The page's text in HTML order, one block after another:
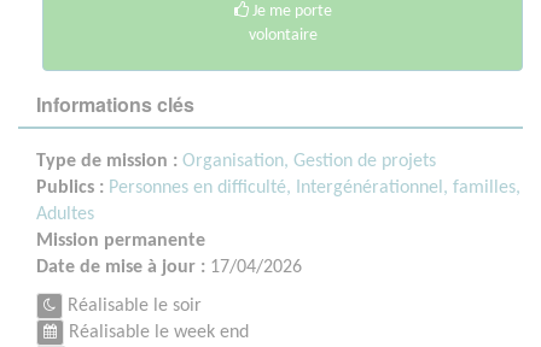
Je me porte
volontaire
Informations clés
Type de mission : Organisation, Gestion de projets
Publics : Personnes en difficulté,
Intergénérationnel, familles,
Adultes
Mission permanente
Date de mise à jour : 17/04/2026
Réalisable le soir
Réalisable le week end